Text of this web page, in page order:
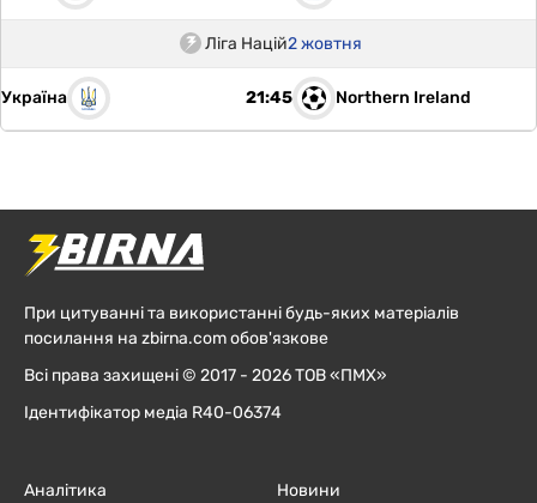
Ліга Націй2 жовтня
Україна 21:45 Northern Ireland
При цитуванні та використанні будь-яких матеріалів
посилання на zbirna.com обов'язкове
Всі права захищені © 2017 - 2026 ТОВ «ПМХ»
Ідентифікатор медіа R40-06374
Аналітика
Новини